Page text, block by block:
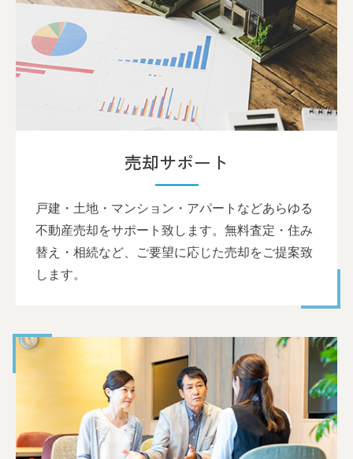
売却サポート
戸建・土地・マンション・アパートなどあらゆる
不動産売却をサポート致します。無料査定・住み
替え・相続など、ご要望に応じた売却をご提案致
します。